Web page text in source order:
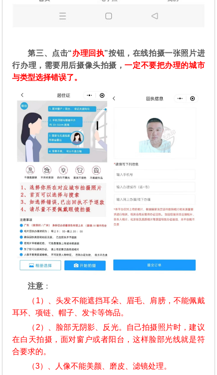
第三、点击“办理回执”按钮，在线拍摄一张照片进
行办理，需要用后摄像头拍摄，一定不要把办理的城市
与类型选择错误了。
注意 ：
（1）、头发不能遮挡耳朵、眉毛、肩膀，不能佩戴
耳环、项链、帽子、发卡等饰品。
（2）、脸部无阴影、反光。自己拍摄照片时，建议
在白天拍摄，面对窗户或者阳台，这样脸部光线就是符
合要求的。
（3）、人像不能美颜、磨皮、滤镜处理。